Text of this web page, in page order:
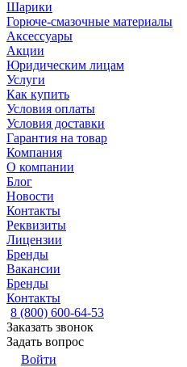
Шарики
Горюче-смазочные материалы
Аксессуары
Акции
Юридическим лицам
Услуги
Как купить
Условия оплаты
Условия доставки
Гарантия на товар
Компания
О компании
Блог
Новости
Контакты
Реквизиты
Лицензии
Бренды
Вакансии
Бренды
Контакты
8 (800) 600-64-53
Заказать звонок
Задать вопрос
Войти